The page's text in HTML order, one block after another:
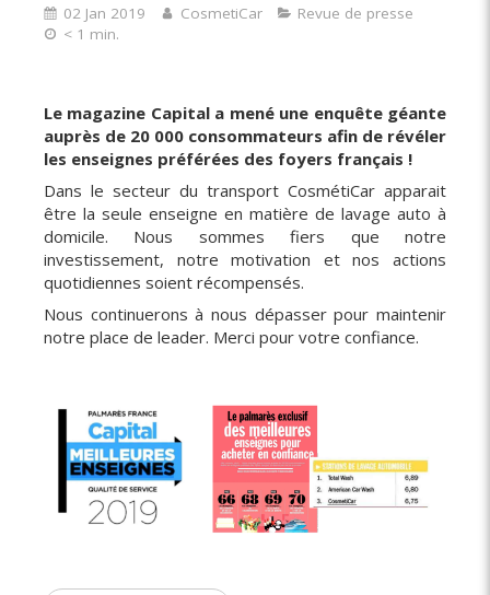
02 Jan 2019 CosmetiCar
Revue de presse
< 1 min.
Le magazine Capital a mené une enquête géante
auprès de 20 000 consommateurs afin de révéler
les enseignes préférées des foyers français !
Dans le secteur du transport CosmétiCar apparait
être la seule enseigne en matière de lavage auto à
domicile. Nous sommes fiers que notre
investissement, notre motivation et nos actions
quotidiennes soient récompensés.
Nous continuerons à nous dépasser pour maintenir
notre place de leader. Merci pour votre confiance.